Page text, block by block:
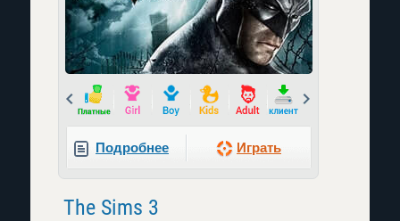
Prev
Подробнее Играть
The Sims 3